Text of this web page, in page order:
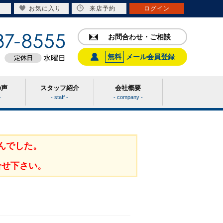
お気に入り 来店予約 ログイン
お問合わせ・ご相談
無料 メール会員登録
スタッフ紹介
- staff -
会社概要
- company -
した。
下さい。